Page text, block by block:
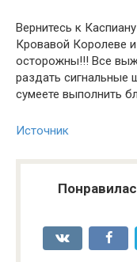
Вернитесь к
Кровавой Королеве
осторожны!!! Все
раздать
сумеете выполнить
Источник